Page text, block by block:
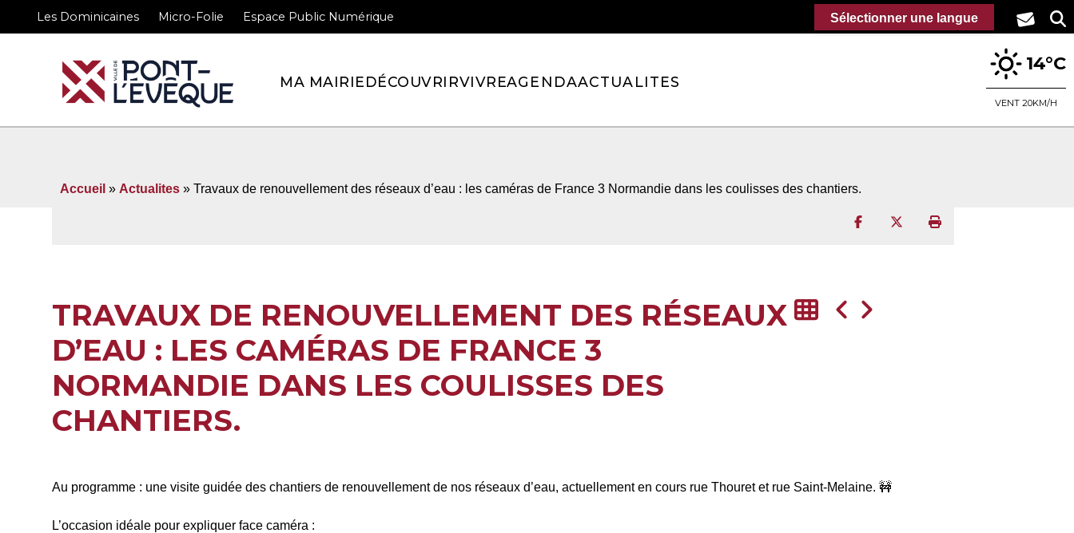
Les Dominicaines Micro-Folie Espace Public Numérique
MA MAIRIEDÉCOUVRIRVIVREAGENDAACTUALITES
14°C
VENT 20KM/H
Accueil » Actualites » Travaux de renouvellement des réseaux d’eau : les caméras de France 3 Normandie dans les coulisses des chantiers.
Partager sur Facebook
Partager sur Twitter
Imprimer la page
TRAVAUX DE RENOUVELLEMENT DES RÉSEAUX
D’EAU : LES CAMÉRAS DE FRANCE 3
NORMANDIE DANS LES COULISSES DES
CHANTIERS.
Au programme : une visite guidée des chantiers de renouvellement de nos réseaux d’eau, actuellement en cours rue Thouret et rue Saint-Melaine. 🚧
L’occasion idéale pour expliquer face caméra :
Sélectionner une langue